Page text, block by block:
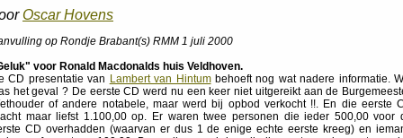
Oscar Hovens
op Rondje Brabant(s) RMM 1 juli 2000
voor Ronald Macdonalds huis Veldhoven.
CD presentatie van Lambert van Hintumbehoeft nog wat nadere informatie.
het geval ? De eerste CD werd nu een keer niet uitgereikt aan de
of andere notabele, maar werd bij opbod verkocht !!. En die eerste
maar liefst 1.100,00 op. Er waren twee personen die ieder 500,00 voor
CD overhadden (waarvan er dus 1 de enige echte eerste kreeg) en